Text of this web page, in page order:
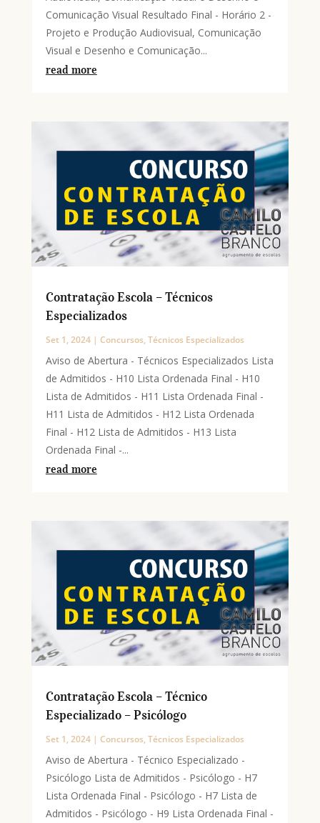
Comunicação Visual Resultado Final - Horário 2 -
Projeto e Produção Audiovisual, Comunicação
Visual e Desenho e Comunicação...
read more
Contratação Escola – Técnicos
Especializados
Set 1, 2024| Concursos,Técnicos Especializados
Aviso de Abertura - Técnicos Especializados Lista
de Admitidos - H10 Lista Ordenada Final - H10
Lista de Admitidos - H11 Lista Ordenada Final -
H11 Lista de Admitidos - H12 Lista Ordenada
Final - H12 Lista de Admitidos - H13 Lista
Ordenada Final -...
read more
Contratação Escola – Técnico
Especializado – Psicólogo
Set 1, 2024| Concursos,Técnicos Especializados
Aviso de Abertura - Técnico Especializado -
Psicólogo Lista de Admitidos - Psicólogo - H7
Lista Ordenada Final - Psicólogo - H7 Lista de
Admitidos - Psicólogo - H9 Lista Ordenada Final -